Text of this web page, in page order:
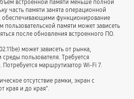
встроенной памяти меньше полной
часть памяти занята операционной
функционирование
пользовательской памяти может зависеть
после обновления встроенного ПО.
может зависеть от рынка,
среды пользователя. Требуется
маршрутизатор Wi-Fi 7.
отсутствие рамки, экран с
края и до края".